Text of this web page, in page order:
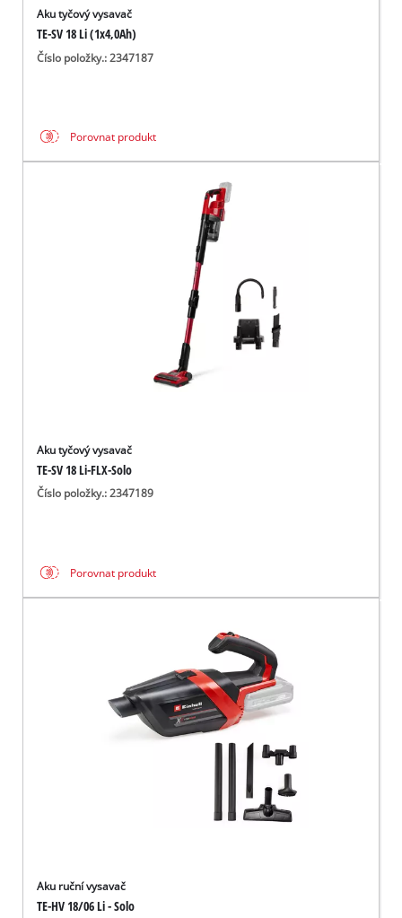
Aku tyčový vysavač
TE-SV 18 Li (1x4,0Ah)
Číslo položky.: 2347187
Porovnat produkt
Aku tyčový vysavač
TE-SV 18 Li-FLX-Solo
Číslo položky.: 2347189
Porovnat produkt
Aku ruční vysavač
TE-HV 18/06 Li - Solo